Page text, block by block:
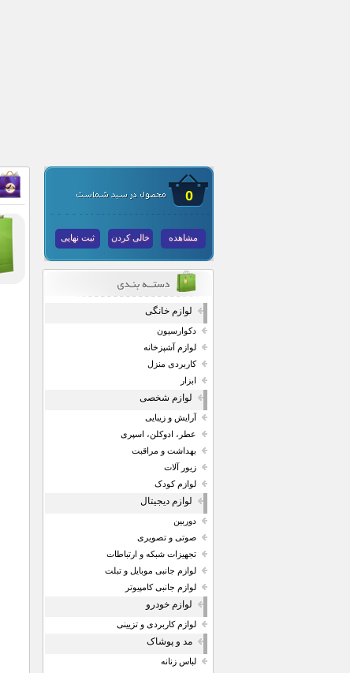
0
مشاهده خالی کردن ثبت نهایی
لوازم خانگی
دکوارسیون
لوازم آشپزخانه
کاربردی منزل
ابزار
لوازم شخصی
آرایش و زیبایی
عطر، ادوکلن، اسپری
بهداشت و مراقبت
زیور آلات
لوازم کودک
لوازم دیجیتال
دوربین
صوتی و تصویری
تجهیزات شبکه و ارتباطات
لوازم جانبی موبایل و تبلت
لوازم جانبی کامپیوتر
لوازم خودرو
لوازم کاربردی و تزیینی
مد و پوشاک
لباس زنانه